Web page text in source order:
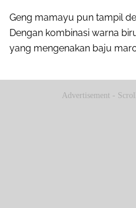
Geng mamayu pun tampil
Dengan kombinasi warna
yang mengenakan baju
Advertisement -